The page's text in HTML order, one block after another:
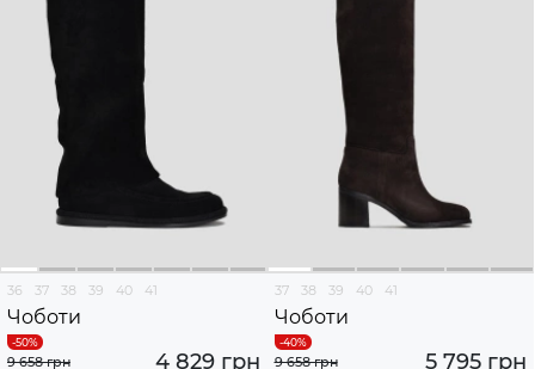
36 37 38 39 40 41
Чоботи
4 829 грн
9 658 грн
37 38 39 40 41
Чоботи
5 795 грн
9 658 грн